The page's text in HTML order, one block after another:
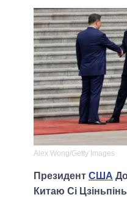
Alex Wong/Getty Images
Президент США
Китаю Сі